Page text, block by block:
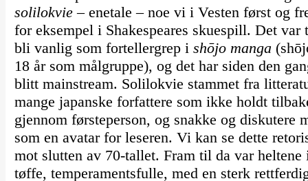
solilokvie– enetale – noe vi i Vesten først og
for eksempel i Shakespeares skuespill. Det
bli vanlig som fortellergrep i shōjo manga
18 år som målgruppe), og det har siden den
blitt mainstream. Solilokvie stammet fra
mange japanske forfattere som ikke holdt
gjennom førsteperson, og snakke og diskutere
som en avatar for leseren. Vi kan se dette
mot slutten av 70-tallet. Fram til da var
tøffe, temperamentsfulle, med en sterk